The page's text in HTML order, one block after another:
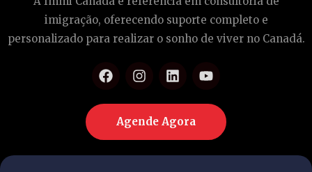
imigração, oferecendo suporte completo e
personalizado para realizar o sonho de viver no Canadá.
Agende Agora